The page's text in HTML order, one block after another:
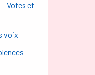
– Votes et
voix